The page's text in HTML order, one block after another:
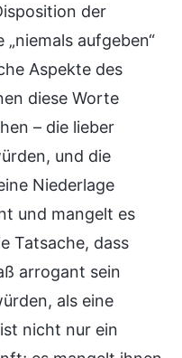
der
aufgeben“
Aspekte des
diese Worte
– die lieber
und die
Niederlage
und mangelt es
Tatsache, dass
arrogant sein
als eine
nicht nur ein